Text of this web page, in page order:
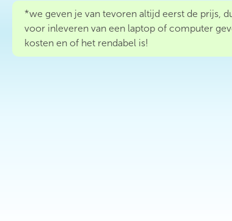
*we geven je van tevoren altijd eerst de prijs,
voor inleveren van een laptop of computer
kosten en of het rendabel is!